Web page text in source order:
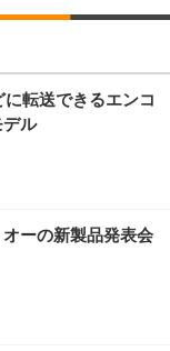
ェア 疲れない テレ
30度ロッキング機
付き 高反発クッシ
ーミング/勉強/事
ラック)
ェア 疲れない テレ
付き 高反発クッシ
ーミング/勉強/事
ワイト)
チェア 肘なし メ
ー DualSense 充電
インチ 液晶モニタ
】GRAPHT THE S
L 中型犬用 26枚入
) 【Amazon.co.jp
厚型 お徳用 レギ
転送できるエンコ
ル
オーの新製品発表会